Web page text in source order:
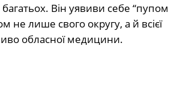
багатьох. Він уявиви себе “пупом
не лише свого округу, а й всієї
обласної медицини.